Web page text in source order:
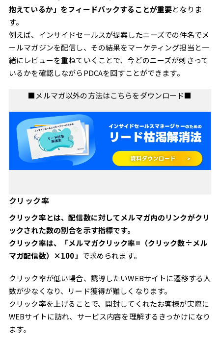
抱えているか」をフィードバックすることが重要となりま
す。
例えば、インサイドセールスが提案したニーズでの件名でメ
ールマガジンを配信し、その結果をマーケティング担当と一
緒にレビューを重ねていくことで、今どのニーズが刺さって
いるかを確認しながらPDCAを回すことができます。
■メルマガ以外の方法はこちらをダウンロード■
クリック率
クリック率とは、配信数に対してメルマガ内のリンクがクリ
ックされた数の割合を示す指標です。
クリック率は、「メルマガクリック率=（クリック数÷メル
マガ配信数）×100」 で求められます。
クリック率が低い場合、誘導したいWEBサイトに遷移する人
数が少なくなり、リード獲得が難しくなります。
クリック率を上げることで、開封してくれたお客様が実際に
WEBサイトに訪れ、サービス内容を理解するきっかけになり
ます。